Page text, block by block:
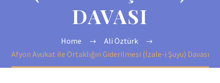
DAVASI
Home
Ali Öztürk
Afyon Avukat ile Ortaklığın Giderilmesi (İzale-i Şuyu) Davası